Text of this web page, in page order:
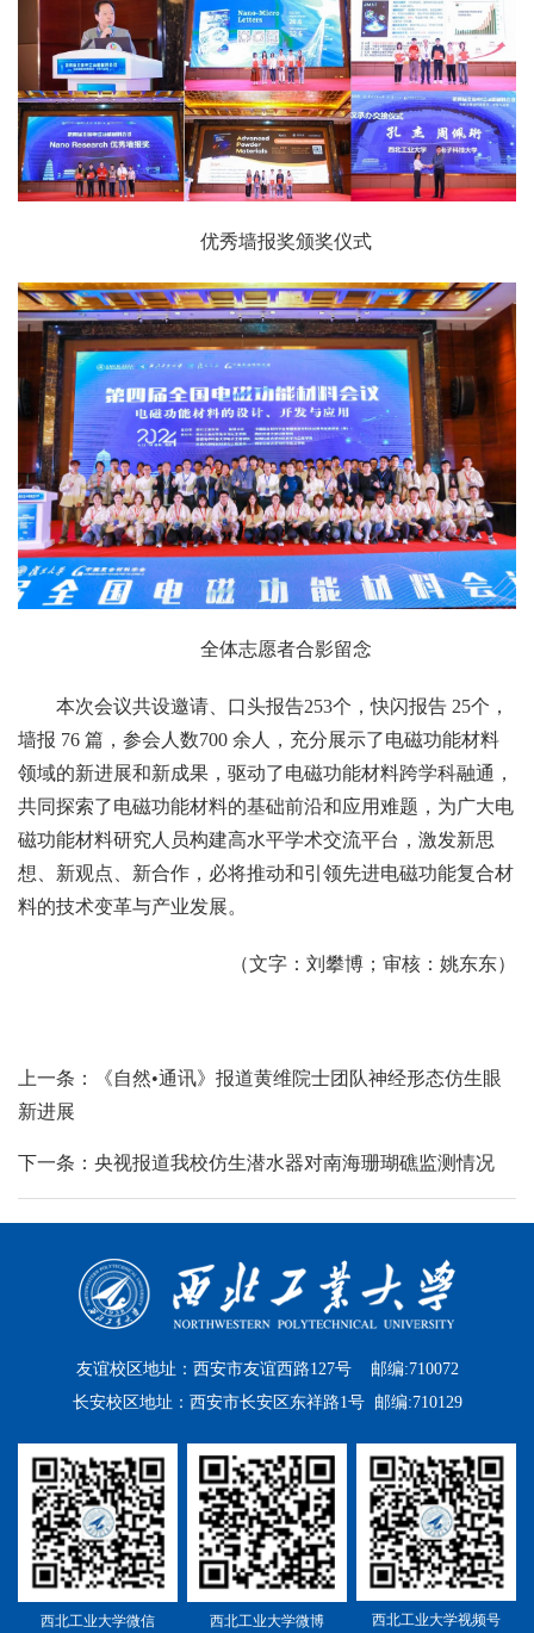
优秀墙报奖颁奖仪式
全体志愿者合影留念
本次会议共设邀请、口头报告253个，快闪报告 25个，
墙报 76 篇，参会人数700 余人，充分展示了电磁功能材料
领域的新进展和新成果，驱动了电磁功能材料跨学科融通，
共同探索了电磁功能材料的基础前沿和应用难题，为广大电
磁功能材料研究人员构建高水平学术交流平台，激发新思
想、新观点、新合作，必将推动和引领先进电磁功能复合材
料的技术变革与产业发展。
（文字：刘攀博；审核：姚东东）
上一条：《自然•通讯》报道黄维院士团队神经形态仿生眼
新进展
下一条：央视报道我校仿生潜水器对南海珊瑚礁监测情况
友谊校区地址：西安市友谊西路127号 邮编:710072
长安校区地址：西安市长安区东祥路1号 邮编:710129
西北工业大学微信 西北工业大学微博 西北工业大学视频号